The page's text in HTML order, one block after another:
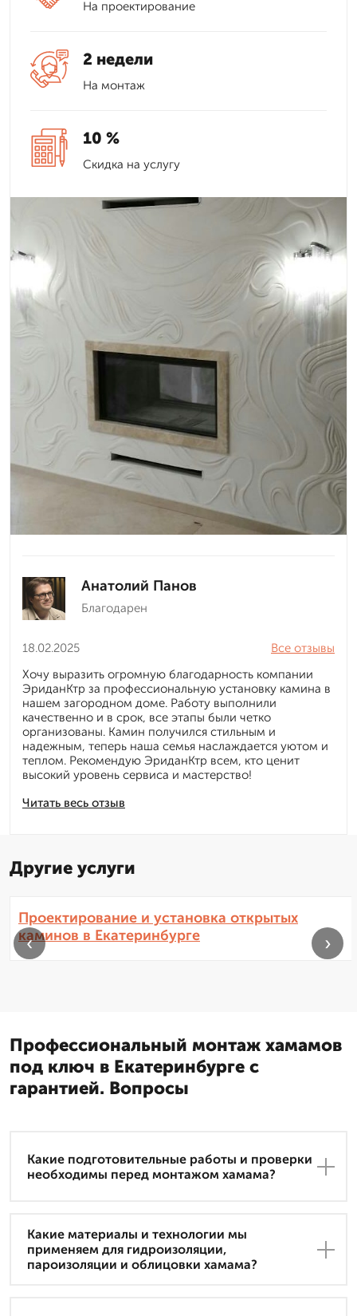
На проектирование
2 недели
На монтаж
10 %
Скидка на услугу
Анатолий Панов
Благодарен
18.02.2025
Читать весь отзыв
Все отзывы
Хочу выразить огромную благодарность компании
ЭриданКтр за профессиональную установку камина в
нашем загородном доме. Работу выполнили
качественно и в срок, все этапы были четко
организованы. Камин получился стильным и
надежным, теперь наша семья наслаждается уютом и
теплом. Рекомендую ЭриданКтр всем, кто ценит
высокий уровень сервиса и мастерство!
Другие услуги
Проектирование и установка открытых
каминов в Екатеринбурге
‹ ›
Профессиональный монтаж хамамов
под ключ в Екатеринбурге с
гарантией. Вопросы
Какие подготовительные работы и проверки
необходимы перед монтажом хамама?
Какие материалы и технологии мы
применяем для гидроизоляции,
пароизоляции и облицовки хамама?